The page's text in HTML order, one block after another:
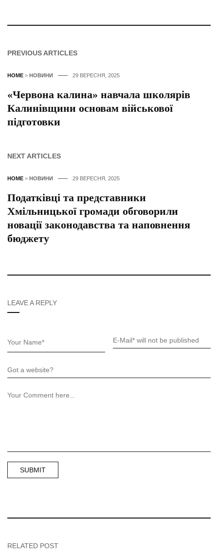
PREVIOUS ARTICLES
HOME > НОВИНИ 29 ВЕРЕСНЯ, 2025
«Червона калина» навчала школярів
Калинівщини основам військової
підготовки
NEXT ARTICLES
HOME > НОВИНИ 29 ВЕРЕСНЯ, 2025
Податківці та представники
Хмільницької громади обговорили
новації законодавства та наповнення
бюджету
LEAVE A REPLY
RELATED POST